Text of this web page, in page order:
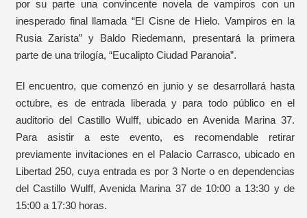
por su parte una convincente novela de vampiros con un
inesperado final llamada “El Cisne de Hielo. Vampiros en la
Rusia Zarista” y Baldo Riedemann, presentará la primera
parte de una trilogía, “Eucalipto Ciudad Paranoia”.
El encuentro, que comenzó en junio y se desarrollará hasta
octubre, es de entrada liberada y para todo público en el
auditorio del Castillo Wulff, ubicado en Avenida Marina 37.
Para asistir a este evento, es recomendable retirar
previamente invitaciones en el Palacio Carrasco, ubicado en
Libertad 250, cuya entrada es por 3 Norte o en dependencias
del Castillo Wulff, Avenida Marina 37 de 10:00 a 13:30 y de
15:00 a 17:30 horas.